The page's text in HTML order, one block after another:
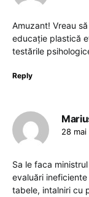
Amuzant! Vreau
educație plastică
testările
Reply
28
Sa le faca
evaluări
tabele, intalniri cu